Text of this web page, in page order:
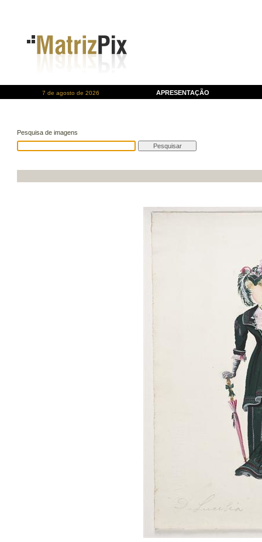
7 de agosto de 2026 APRESENTAÇÃO
Pesquisa de imagens